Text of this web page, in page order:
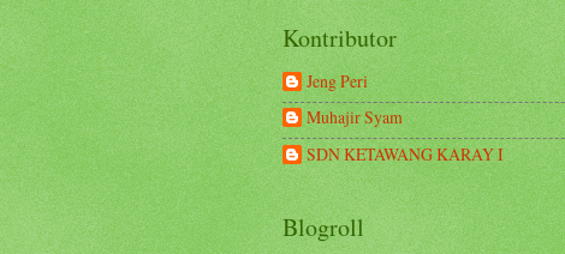
Kontributor
Jeng Peri
Muhajir Syam
SDN KETAWANG KARAY I
Blogroll